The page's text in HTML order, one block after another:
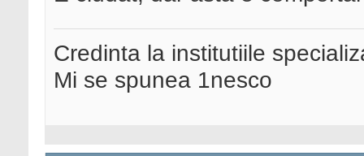
Credinta la institutiile
Mi se spunea 1nesco